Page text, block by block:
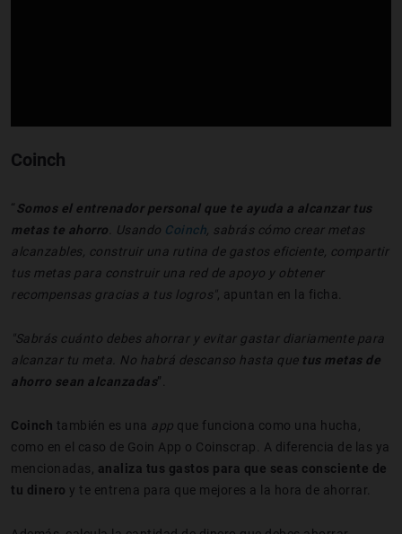
Coinch
“Somos el entrenador personal que te ayuda a alcanzar tus
metas te ahorro . Usando Coinch , sabrás cómo crear metas
alcanzables, construir una rutina de gastos eficiente, compartir
tus metas para construir una red de apoyo y obtener
recompensas gracias a tus logros", apuntan en la ficha.
"Sabrás cuánto debes ahorrar y evitar gastar diariamente para
alcanzar tu meta. No habrá descanso hasta quetus metas de
ahorro sean alcanzadas”.
Coinch también es una app que funciona como una hucha,
como en el caso de Goin App o Coinscrap. A diferencia de las ya
mencionadas, analiza tus gastos para que seas consciente de
tu dinero y te entrena para que mejores a la hora de ahorrar.